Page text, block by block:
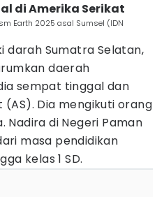
di Amerika Serikat
Earth 2025 asal Sumsel (IDN
darah Sumatra Selatan,
daerah
sempat tinggal dan
Dia mengikuti orang
Nadira di Negeri Paman
masa pendidikan
kelas 1 SD.